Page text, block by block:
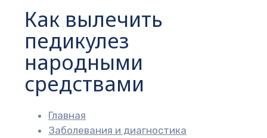
Как вылечить
педикулез
народными
средствами
Главная
Заболевания и диагностика